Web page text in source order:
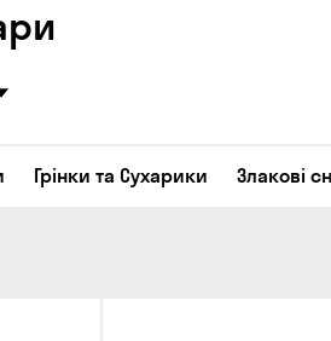
Грінки та Сухарики Злакові